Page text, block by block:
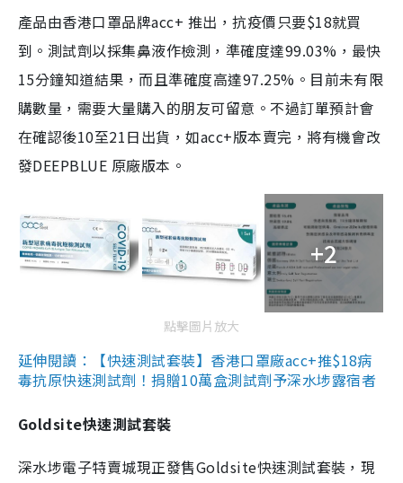
產品由香港口罩品牌acc+ 推出，抗疫價只要$18就買
到。測試劑以採集鼻液作檢測，準確度達99.03%，最快
15分鐘知道結果，而且準確度高達97.25%。目前未有限
購數量，需要大量購入的朋友可留意。不過訂單預計會
在確認後10至21日出貨，如acc+版本賣完，將有機會改
發DEEPBLUE 原廠版本。
+2
點擊圖片放大
延伸閱讀：【快速測試套裝】香港口罩廠acc+推$18病
毒抗原快速測試劑！捐贈10萬盒測試劑予深水埗露宿者
Goldsite快速測試套裝
深水埗電子特賣城現正發售Goldsite快速測試套裝，現